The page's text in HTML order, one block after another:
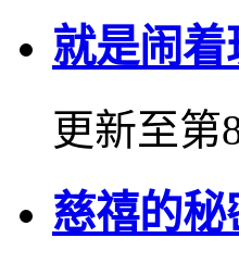
就是闹
更新至第
慈禧的